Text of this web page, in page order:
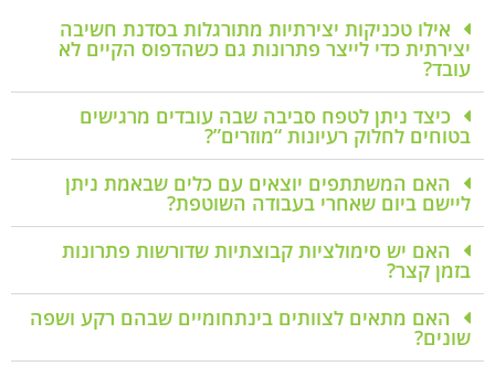
אילו טכניקות יצירתיות מתורגלות בסדנת חשיבה
יצירתית כדי לייצר פתרונות גם כשהדפוס הקיים לא
עובד?
כיצד ניתן לטפח סביבה שבה עובדים מרגישים
בטוחים לחלוק רעיונות “מוזרים”?
האם המשתתפים יוצאים עם כלים שבאמת ניתן
ליישם ביום שאחרי בעבודה השוטפת?
האם יש סימולציות קבוצתיות שדורשות פתרונות
בזמן קצר?
האם מתאים לצוותים בינתחומיים שבהם רקע ושפה
שונים?